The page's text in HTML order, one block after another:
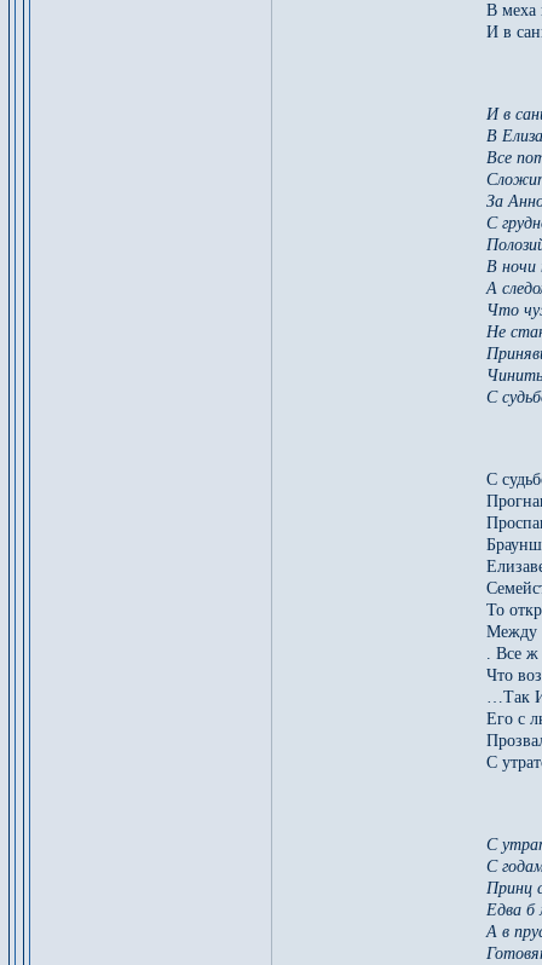
В меха
И в
И в
В
Все
За
С
В ночи
А
Что
Не
С
С
То
Между
. Все ж
Что
…Так
Его с
С
С
С
Принц
Едва б
А в